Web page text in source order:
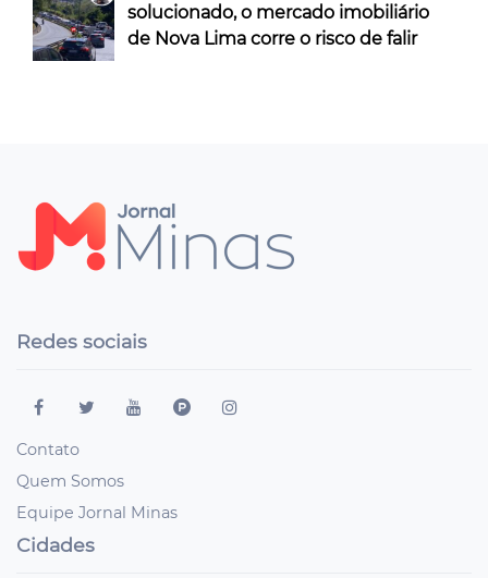
solucionado, o mercado imobiliário
de Nova Lima corre o risco de falir
Redes sociais
Contato
Quem Somos
Equipe Jornal Minas
Cidades